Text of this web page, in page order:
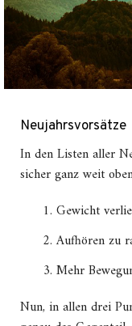
Neujahrsvorsätze
In den Listen aller
sicher ganz weit
Gewicht
Aufhören zu
Mehr
Nun, in allen drei